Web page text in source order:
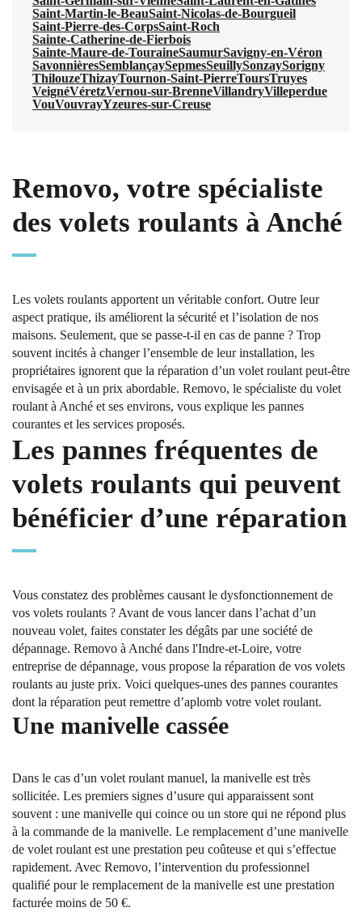
Saint-Martin-le-BeauSaint-Nicolas-de-Bourgueil
Saint-Pierre-des-CorpsSaint-Roch
Sainte-Catherine-de-Fierbois
Sainte-Maure-de-TouraineSaumurSavigny-en-Véron
SavonnièresSemblançaySepmesSeuillySonzaySorigny
ThilouzeThizayTournon-Saint-PierreToursTruyes
VeignéVéretzVernou-sur-BrenneVillandryVilleperdue
VouVouvrayYzeures-sur-Creuse
Removo, votre spécialiste
des volets roulants à Anché
Les volets roulants apportent un véritable confort. Outre leur
aspect pratique, ils améliorent la sécurité et l’isolation de nos
maisons. Seulement, que se passe-t-il en cas de panne ? Trop
souvent incités à changer l’ensemble de leur installation, les
propriétaires ignorent que la réparation d’un volet roulant peut-être
envisagée et à un prix abordable. Removo, le spécialiste du volet
roulant à Anché et ses environs, vous explique les pannes
courantes et les services proposés.
Les pannes fréquentes de
volets roulants qui peuvent
bénéficier d’une réparation
Vous constatez des problèmes causant le dysfonctionnement de
vos volets roulants ? Avant de vous lancer dans l’achat d’un
nouveau volet, faites constater les dégâts par une société de
dépannage. Removo à Anché dans l'Indre-et-Loire, votre
entreprise de dépannage, vous propose la réparation de vos volets
roulants au juste prix. Voici quelques-unes des pannes courantes
dont la réparation peut remettre d’aplomb votre volet roulant.
Une manivelle cassée
Dans le cas d’un volet roulant manuel, la manivelle est très
sollicitée. Les premiers signes d’usure qui apparaissent sont
souvent : une manivelle qui coince ou un store qui ne répond plus
à la commande de la manivelle. Le remplacement d’une manivelle
de volet roulant est une prestation peu coûteuse et qui s’effectue
rapidement. Avec Removo, l’intervention du professionnel
qualifié pour le remplacement de la manivelle est une prestation
facturée moins de 50 €.